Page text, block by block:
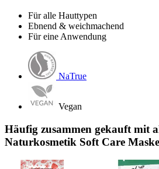
Für alle Hauttypen
Ebnend & weichmachend
Für eine Anwendung
NaTrue
Vegan
Häufig zusammen gekauft mit
Naturkosmetik Soft Care